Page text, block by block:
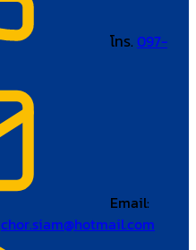
โทร. 097-
Email:
chor.siam@hotmail.com